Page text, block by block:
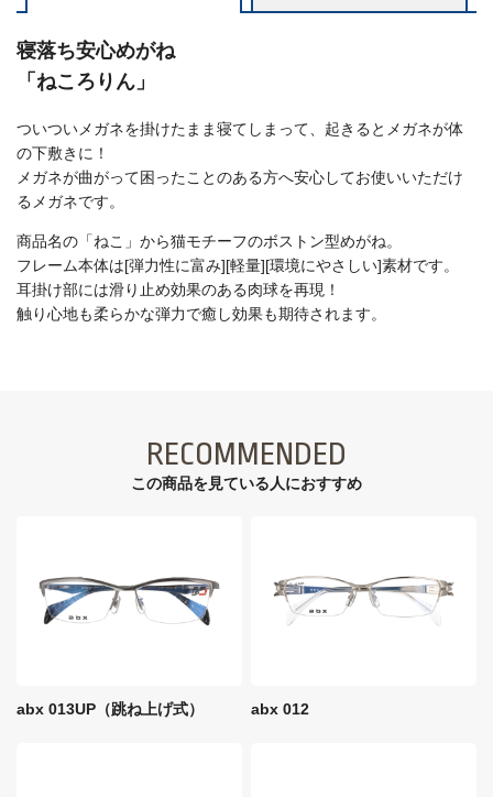
寝落ち安心めがね
「ねころりん」
ついついメガネを掛けたまま寝てしまって、起きるとメガネが体
の下敷きに！
メガネが曲がって困ったことのある方へ安心してお使いいただけ
るメガネです。
商品名の「ねこ」から猫モチーフのボストン型めがね。
フレーム本体は[弾力性に富み][軽量][環境にやさしい]素材です。
耳掛け部には滑り止め効果のある肉球を再現！
触り心地も柔らかな弾力で癒し効果も期待されます。
RECOMMENDED
この商品を見ている⼈におすすめ
abx 013UP（跳ね上げ式） abx 012